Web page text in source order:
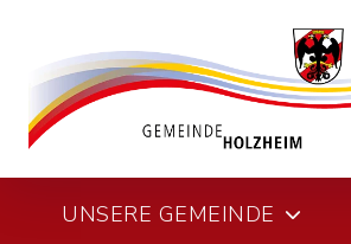
UNSERE GEMEINDE